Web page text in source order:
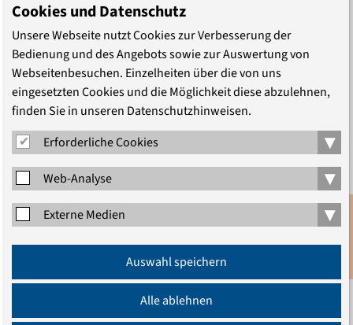
unserer Reihe „Rassismus und Religion“ mit. „9/11 war
nicht der Startschuss für …
TEILEN
Anmeldung
Cookies und Datenschutz
Unsere Webseite nutzt Cookies zur Verbesserung der
Bedienung und des Angebots sowie zur Auswertung von
Webseitenbesuchen. Einzelheiten über die von uns
eingesetzten Cookies und die Möglichkeit diese abzulehnen,
finden Sie in unseren Datenschutzhinweisen.
Erforderliche Cookies
▾
Web-Analyse ▾
Externe Medien ▾
Auswahl speichern
Alle ablehnen